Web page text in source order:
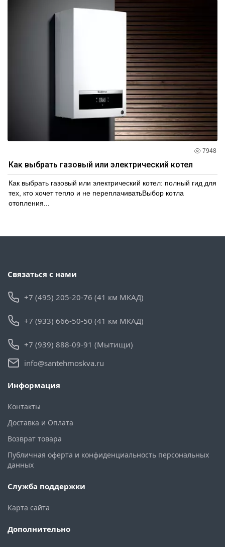
7948
Как выбрать газовый или электрический котел
Как выбрать газовый или электрический котел: полный гид для
тех, кто хочет тепло и не переплачиватьВыбор котла
отопления...
Связаться с нами
+7 (495) 205-20-76 (41 км МКАД)
+7 (933) 666-50-50 (41 км МКАД)
+7 (939) 888-09-91 (Мытищи)
info@santehmoskva.ru
Информация
Контакты
Доставка и Оплата
Возврат товара
Публичная оферта и конфиденциальность персональных
данных
Служба поддержки
Карта сайта
Дополнительно